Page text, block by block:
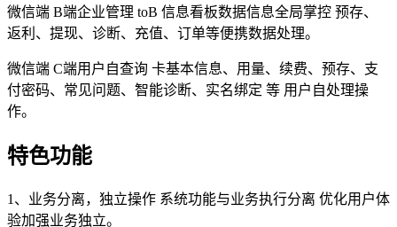
微信端 B端企业管理 toB 信息看板数据信息全局掌控 预存、
返利、提现、诊断、充值、订单等便携数据处理。
微信端 C端用户自查询 卡基本信息、用量、续费、预存、支
付密码、常见问题、智能诊断、实名绑定 等 用户自处理操
作。
特色功能
1、业务分离，独立操作 系统功能与业务执行分离 优化用户体
验加强业务独立。